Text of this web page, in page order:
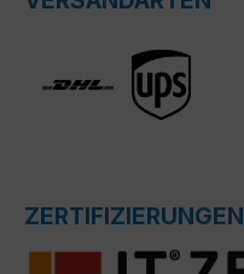
ZERTIFIZIERUNGEN